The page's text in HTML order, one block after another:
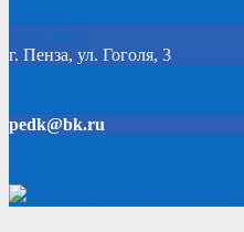
Click Here
г. Пенза, ул. Гоголя, 3
pedk@bk.ru